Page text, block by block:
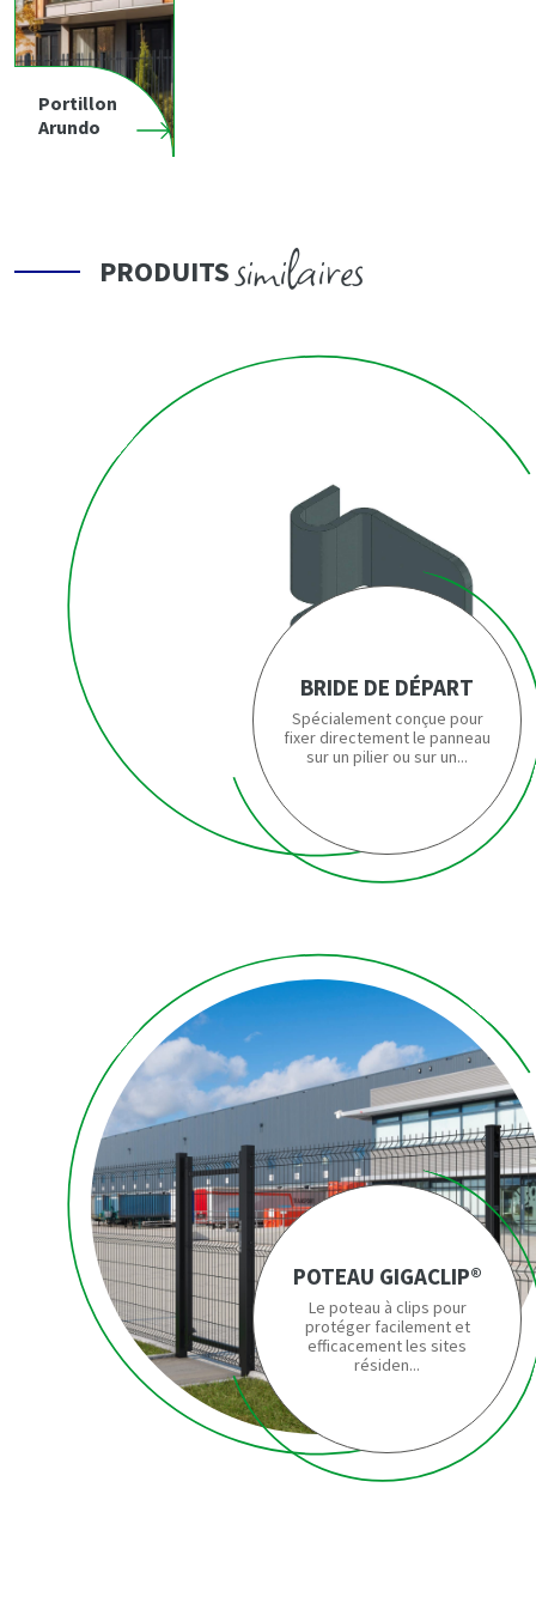
Portillon
Arundo
PRODUITSsimilaires
BRIDE DE DÉPART
Spécialement conçue pour
fixer directement le panneau
sur un pilier ou sur un...
POTEAU GIGACLIP®
Le poteau à clips pour
protéger facilement et
efficacement les sites
résiden...